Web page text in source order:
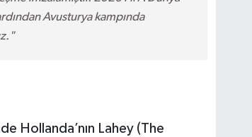
Avusturya kampında
Hollanda’nın Lahey (The